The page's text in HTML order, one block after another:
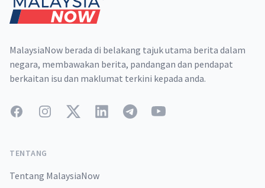
MalaysiaNow berada di belakang tajuk utama berita dalam
negara, membawakan berita, pandangan dan pendapat
berkaitan isu dan maklumat terkini kepada anda.
FacebookInstagramTwitterLinkedInTelegramYouTube
TENTANG
Tentang MalaysiaNow